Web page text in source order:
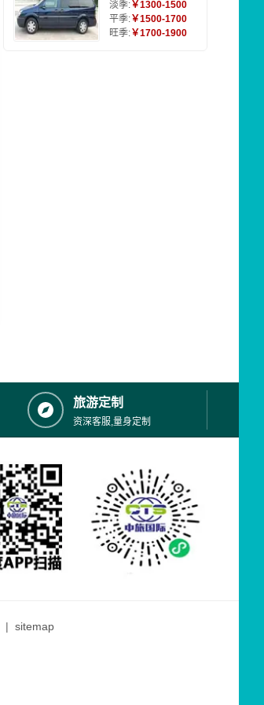
淡季:￥1300-1500
平季:￥1500-1700
旺季:￥1700-1900
旅游定制
资深客服,量身定制
| sitemap